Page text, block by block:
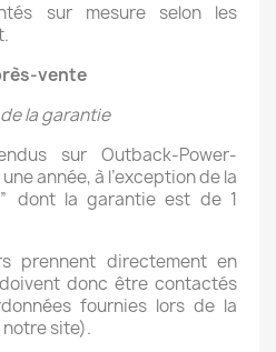
sur mesure selon les
vente
la garantie
sur Outback-Power-
année, à l’exception de la
dont la garantie est de 1
prennent directement en
donc être contactés
fournies lors de la
site).